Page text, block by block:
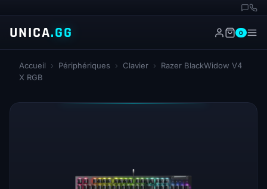
UNICA.GG 0
Accueil › Périphériques › Clavier ›
Razer BlackWidow V4
X RGB